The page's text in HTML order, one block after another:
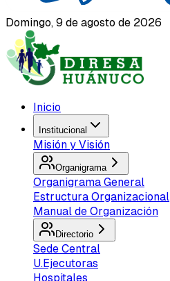
Domingo, 9 de agosto de 2026
Inicio
Institucional
Misión y Visión
Organigrama
Organigrama General
Estructura Organizacional
Manual de Organización
Directorio
Sede Central
U.Ejecutoras
Hospitales